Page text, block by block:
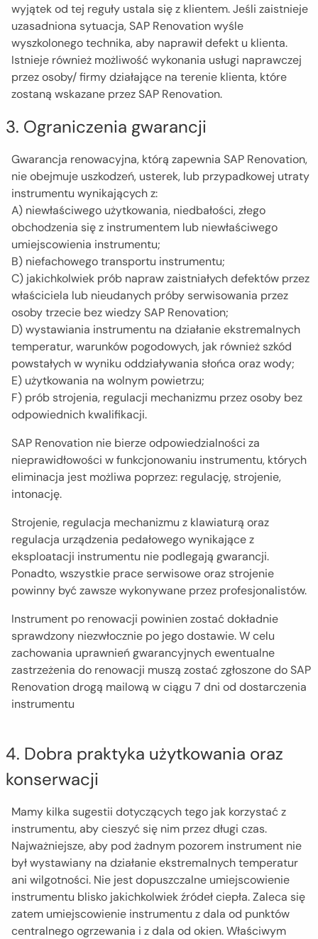
wyjątek od tej reguły ustala się z klientem. Jeśli zaistnieje
uzasadniona sytuacja, SAP Renovation wyśle
wyszkolonego technika, aby naprawił defekt u klienta.
Istnieje również możliwość wykonania usługi naprawczej
przez osoby/ firmy działające na terenie klienta, które
zostaną wskazane przez SAP Renovation.
3. Ograniczenia gwarancji
Gwarancja renowacyjna, którą zapewnia SAP Renovation,
nie obejmuje uszkodzeń, usterek, lub przypadkowej utraty
instrumentu wynikających z:
A) niewłaściwego użytkowania, niedbałości, złego
obchodzenia się z instrumentem lub niewłaściwego
umiejscowienia instrumentu;
B) niefachowego transportu instrumentu;
C) jakichkolwiek prób napraw zaistniałych defektów przez
właściciela lub nieudanych próby serwisowania przez
osoby trzecie bez wiedzy SAP Renovation;
D) wystawiania instrumentu na działanie ekstremalnych
temperatur, warunków pogodowych, jak również szkód
powstałych w wyniku oddziaływania słońca oraz wody;
E) użytkowania na wolnym powietrzu;
F) prób strojenia, regulacji mechanizmu przez osoby bez
odpowiednich kwalifikacji.
SAP Renovation nie bierze odpowiedzialności za
nieprawidłowości w funkcjonowaniu instrumentu, których
eliminacja jest możliwa poprzez: regulację, strojenie,
intonację.
Strojenie, regulacja mechanizmu z klawiaturą oraz
regulacja urządzenia pedałowego wynikające z
eksploatacji instrumentu nie podlegają gwarancji.
Ponadto, wszystkie prace serwisowe oraz strojenie
powinny być zawsze wykonywane przez profesjonalistów.
Instrument po renowacji powinien zostać dokładnie
sprawdzony niezwłocznie po jego dostawie. W celu
zachowania uprawnień gwarancyjnych ewentualne
zastrzeżenia do renowacji muszą zostać zgłoszone do SAP
Renovation drogą mailową w ciągu 7 dni od dostarczenia
instrumentu
4. Dobra praktyka użytkowania oraz
konserwacji
Mamy kilka sugestii dotyczących tego jak korzystać z
instrumentu, aby cieszyć się nim przez długi czas.
Najważniejsze, aby pod żadnym pozorem instrument nie
był wystawiany na działanie ekstremalnych temperatur
ani wilgotności. Nie jest dopuszczalne umiejscowienie
instrumentu blisko jakichkolwiek źródeł ciepła. Zaleca się
zatem umiejscowienie instrumentu z dala od punktów
centralnego ogrzewania i z dala od okien. Właściwym